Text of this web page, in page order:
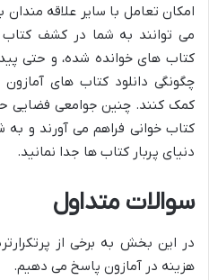
امکان تعامل با سایر علاقه
می توانند به شما در کشف کتاب
کتاب های خوانده شده، و حتی
چگونگی دانلود کتاب های
کمک کنند. چنین جوامعی فضایی
کتاب خوانی فراهم می آورند و
دنیای پربار کتاب ها جدا نمانید.
سوالات متداول
در این بخش به برخی از
هزینه در آمازون پاسخ می دهیم.